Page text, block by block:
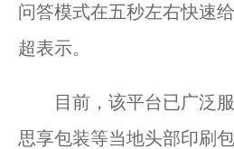
问答模式在五秒左右快速
超表示。
目前，该平台已广泛服
思享包装等当地头部印刷